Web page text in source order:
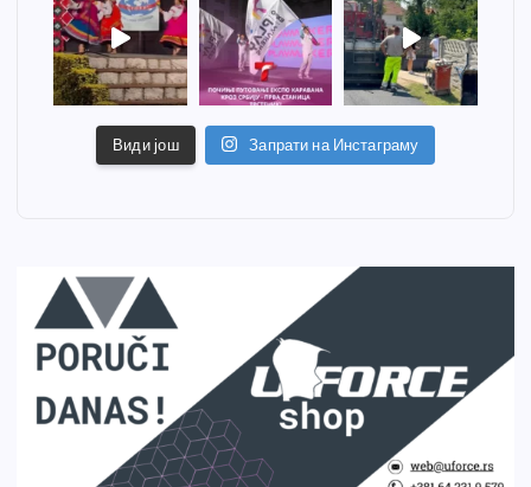
Види још Запрати на Инстаграму